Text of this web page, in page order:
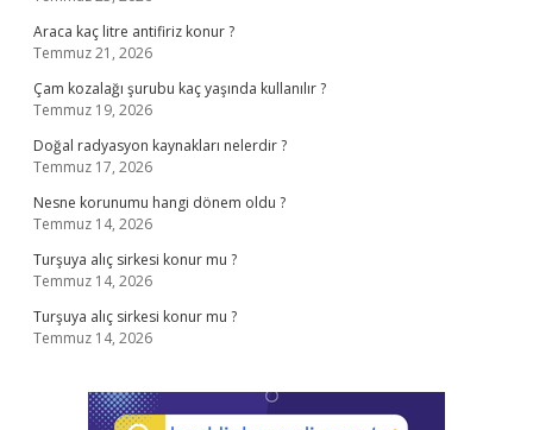
Araca kaç litre antifiriz konur ?
Temmuz 21, 2026
Çam kozalağı şurubu kaç yaşında kullanılır ?
Temmuz 19, 2026
Doğal radyasyon kaynakları nelerdir ?
Temmuz 17, 2026
Nesne korunumu hangi dönem oldu ?
Temmuz 14, 2026
Turşuya alıç sirkesi konur mu ?
Temmuz 14, 2026
Turşuya alıç sirkesi konur mu ?
Temmuz 14, 2026